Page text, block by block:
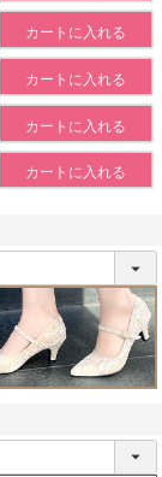
カートに入れる
カートに入れる
カートに入れる
カートに入れる